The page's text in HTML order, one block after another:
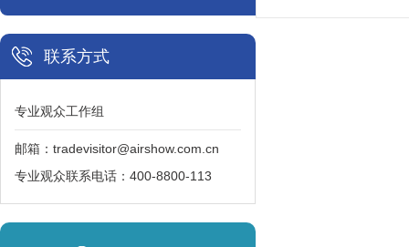
联系方式
专业观众工作组
邮箱：tradevisitor@airshow.com.cn
专业观众联系电话：400-8800-113